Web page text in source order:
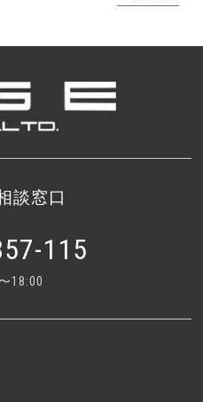
談窓口
115
18:00